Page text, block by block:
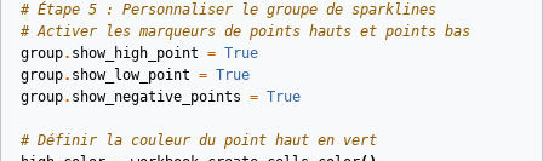
# Étape 5 : Personnaliser le groupe de sparklines
# Activer les marqueurs de points hauts et points bas
group. show_high_point = True
group. show_low_point = True
group. show_negative_points = True
# Définir la couleur du point haut en vert